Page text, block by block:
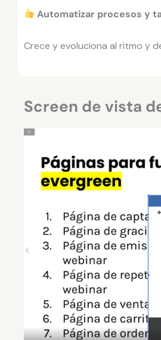
Automatizar procesos y
Crece y evoluciona al ritmo y
Screen de vista